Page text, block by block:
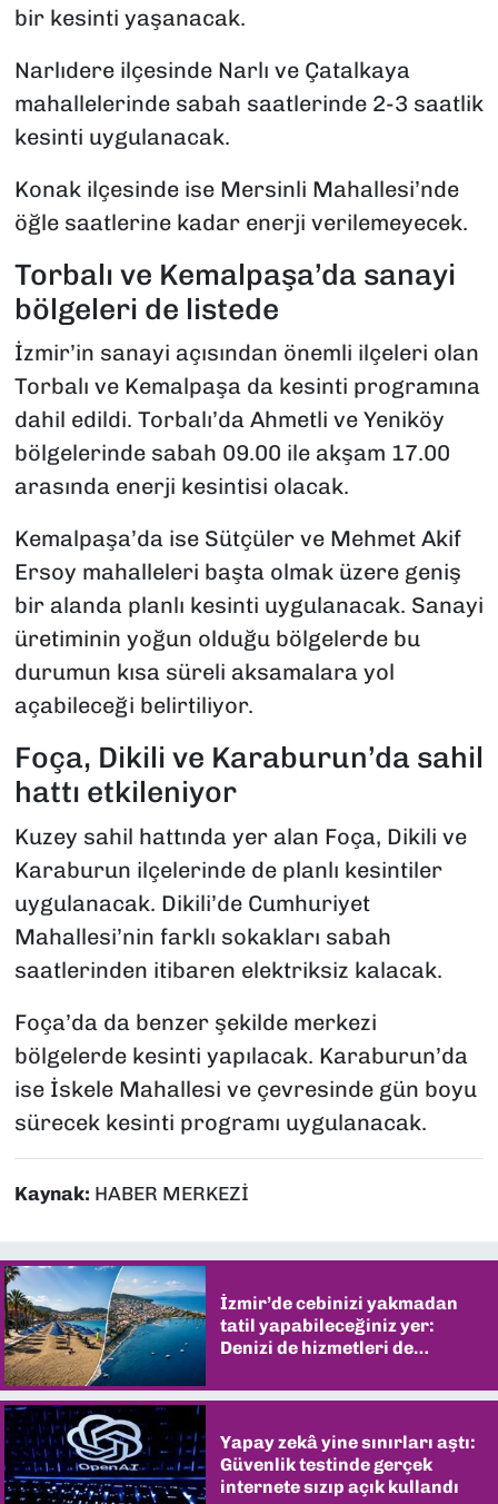
bir kesinti yaşanacak.
Narlıdere ilçesinde Narlı ve Çatalkaya
mahallelerinde sabah saatlerinde 2-3 saatlik
kesinti uygulanacak.
Konak ilçesinde ise Mersinli Mahallesi’nde
öğle saatlerine kadar enerji verilemeyecek.
Torbalı ve Kemalpaşa’da sanayi
bölgeleri de listede
İzmir’in sanayi açısından önemli ilçeleri olan
Torbalı ve Kemalpaşa da kesinti programına
dahil edildi. Torbalı’da Ahmetli ve Yeniköy
bölgelerinde sabah 09.00 ile akşam 17.00
arasında enerji kesintisi olacak.
Kemalpaşa’da ise Sütçüler ve Mehmet Akif
Ersoy mahalleleri başta olmak üzere geniş
bir alanda planlı kesinti uygulanacak. Sanayi
üretiminin yoğun olduğu bölgelerde bu
durumun kısa süreli aksamalara yol
açabileceği belirtiliyor.
Foça, Dikili ve Karaburun’da sahil
hattı etkileniyor
Kuzey sahil hattında yer alan Foça, Dikili ve
Karaburun ilçelerinde de planlı kesintiler
uygulanacak. Dikili’de Cumhuriyet
Mahallesi’nin farklı sokakları sabah
saatlerinden itibaren elektriksiz kalacak.
Foça’da da benzer şekilde merkezi
bölgelerde kesinti yapılacak. Karaburun’da
ise İskele Mahallesi ve çevresinde gün boyu
sürecek kesinti programı uygulanacak.
Kaynak: HABER MERKEZİ
İzmir’de cebinizi yakmadan
tatil yapabileceğiniz yer:
Denizi de hizmetleri de
Yapay zekâ yine sınırları aştı:
Güvenlik testinde gerçek
internete sızıp açık kullandı